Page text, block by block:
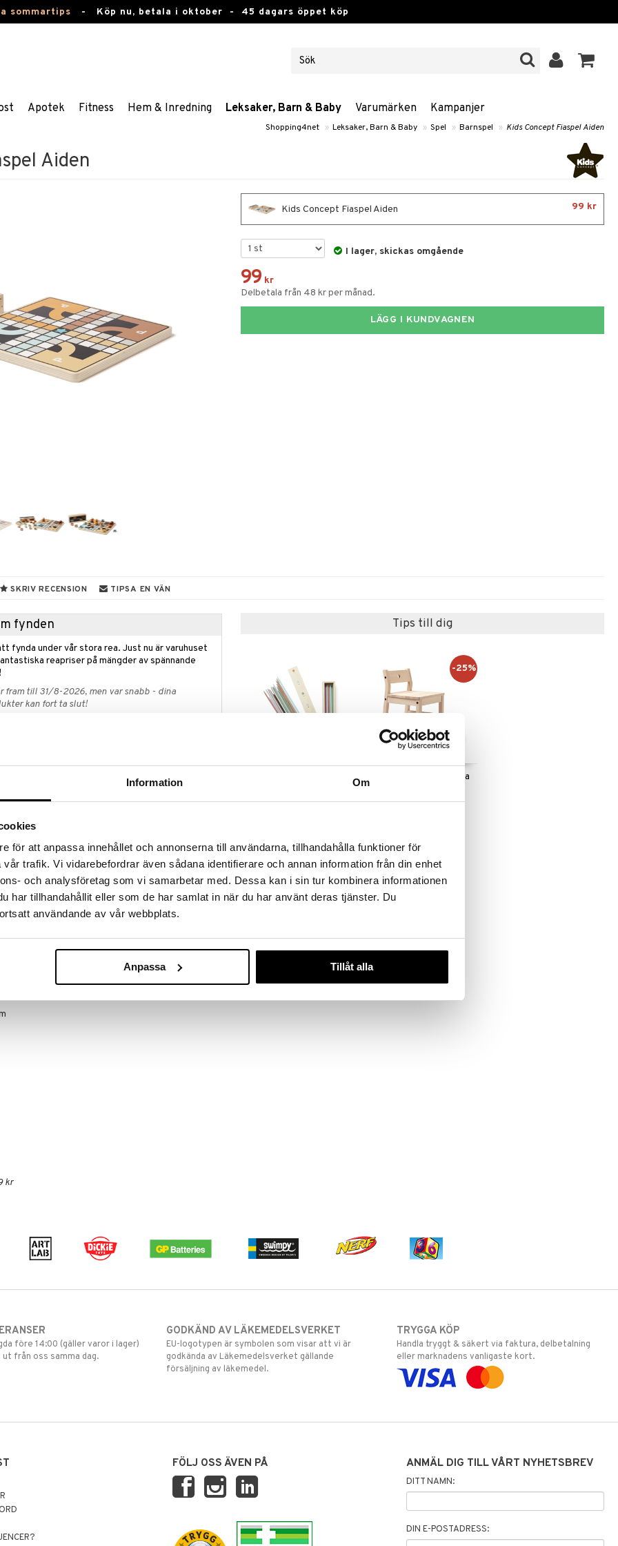
Information Om
för att anpassa innehållet och annonserna till användarna, tillhandahålla funktioner för
trafik. Vi vidarebefordrar även sådana identifierare och annan information från din enhet
och analysföretag som vi samarbetar med. Dessa kan i sin tur kombinera informationen
har tillhandahållit eller som de har samlat in när du har använt deras tjänster. Du
användande av vår webbplats.
Anpassa Tillåt alla
sommartips - Köp nu, betala i oktober - 45 dagars öppet köp
Apotek Fitness Hem & Inredning Leksaker, Barn & Baby Varumärken Kampanjer
Shopping4net » Leksaker, Barn & Baby » Spel » Barnspel » Kids Concept Fiaspel Aiden
Aiden
Kids Concept Fiaspel Aiden 99 kr
I lager, skickas omgående
99 kr
Delbetala från 48 kr per månad.
LÄGG I KUNDVAGNEN
SKRIV RECENSION TIPSA EN VÄN
fynden
fynda under vår stora rea. Just nu är varuhuset
reapriser på mängder av spännande
fram till 31/8-2026, men var snabb - dina
kan fort ta slut!
I vår Outlet hittar du massor av produkter till
medan dina favoritprodukter fortfarande finns
räcker!
nytt fiaspel i en ny tappning för
små bilar i fyra olika färger och två tärningar i trä
Kasta tärningen och håll tummarna för att
som får köra iväg någon av dina bilar. Hamnar du
kr
Tips till dig
Kids Concept Plockepinn
KIDS CONCEPT
Kids Concept Stol Saga
Blonde
KIDS CONCEPT
-25%
före 14:00 (gäller varor i lager)
från oss samma dag.
GODKÄND AV LÄKEMEDELSVERKET
EU-logotypen är symbolen som visar att vi är
godkända av Läkemedelsverket gällande
försäljning av läkemedel.
TRYGGA KÖP
Handla tryggt & säkert via faktura, delbetalning
eller marknadens vanligaste kort.
FÖLJ OSS ÄVEN PÅ ANMÄL DIG TILL VÅRT NYHETSBREV
DITT NAMN:
DIN E-POSTADRESS: